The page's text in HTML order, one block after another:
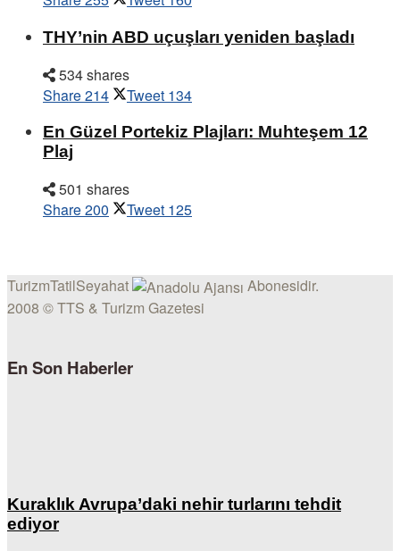
THY’nin ABD uçuşları yeniden başladı
534 shares
Share214 Tweet 134
En Güzel Portekiz Plajları: Muhteşem 12
Plaj
501 shares
Share200 Tweet 125
TurizmTatilSeyahat
Abonesidir.
2008 © TTS & Turizm Gazetesi
En Son Haberler
Kuraklık Avrupa’daki nehir turlarını tehdit
ediyor